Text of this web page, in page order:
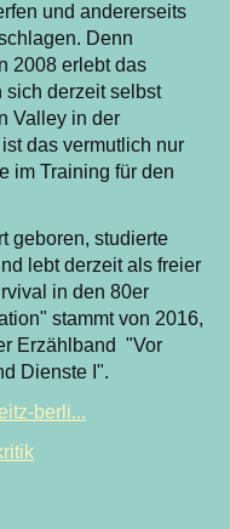
und andererseits
Denn
2008 erlebt das
sich derzeit selbst
Valley in der
das vermutlich nur
im Training für den
geboren, studierte
lebt derzeit als freier
in den 80er
stammt von 2016,
Erzählband "Vor
Dienste I".
berli...